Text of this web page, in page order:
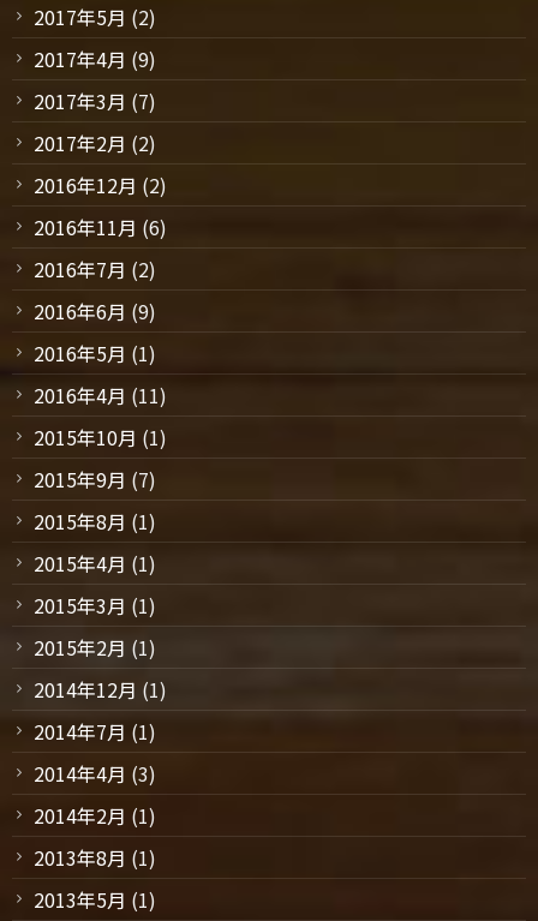
2017年5月 (2)
2017年4月 (9)
2017年3月 (7)
2017年2月 (2)
2016年12月 (2)
2016年11月 (6)
2016年7月 (2)
2016年6月 (9)
2016年5月 (1)
2016年4月 (11)
2015年10月 (1)
2015年9月 (7)
2015年8月 (1)
2015年4月 (1)
2015年3月 (1)
2015年2月 (1)
2014年12月 (1)
2014年7月 (1)
2014年4月 (3)
2014年2月 (1)
2013年8月 (1)
2013年5月 (1)